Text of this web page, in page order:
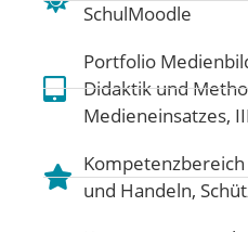
SchulMoodle
Portfolio
Didaktik und
Medieneinsatzes,
Kompetenzbereich
und Handeln,